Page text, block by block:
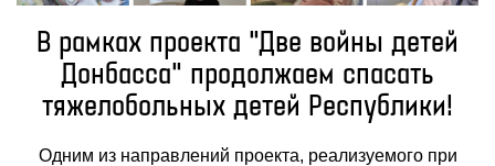
В рамках проекта "Две войны детей
Донбасса" продолжаем спасать
тяжелобольных детей Республики!
Одним из направлений проекта, реализуемого при